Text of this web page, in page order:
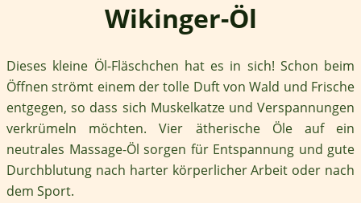
Wikinger-Öl
Dieses kleine Öl-Fläschchen hat es in sich! Schon beim
Öffnen strömt einem der tolle Duft von Wald und Frische
entgegen, so dass sich Muskelkatze und Verspannungen
verkrümeln möchten. Vier ätherische Öle auf ein
neutrales Massage-Öl sorgen für Entspannung und gute
Durchblutung nach harter körperlicher Arbeit oder nach
dem Sport.